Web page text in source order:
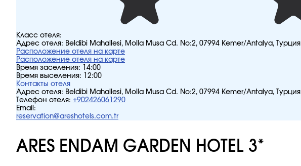
Класс отеля:
Адрес отеля: Beldibi Mahallesi, Molla Musa Cd. No:2, 07994 Kemer/Antalya, Турция
Расположение отеля на карте
Расположение отеля на карте
Время заселения:
14:00
Время выселения:
12:00
Контакты отеля
Адрес отеля: Beldibi Mahallesi, Molla Musa Cd. No:2, 07994 Kemer/Antalya, Турция
Телефон отеля: +902426061290
Email:
reservation@areshotels.com.tr
ARES ENDAM GARDEN HOTEL 3*